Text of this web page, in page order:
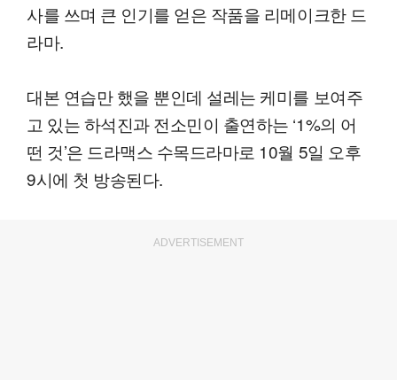
사를 쓰며 큰 인기를 얻은 작품을 리메이크한 드
라마.
대본 연습만 했을 뿐인데 설레는 케미를 보여주
고 있는 하석진과 전소민이 출연하는 ‘1%의 어
떤 것’은 드라맥스 수목드라마로 10월 5일 오후
9시에 첫 방송된다.
ADVERTISEMENT